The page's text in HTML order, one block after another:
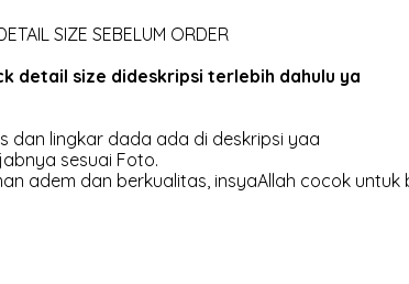
SIZE SEBELUM ORDER
detail size dideskripsi terlebih dahulu ya
dan lingkar dada ada di deskripsi yaa
sesuai Foto.
adem dan berkualitas, insyaAllah cocok